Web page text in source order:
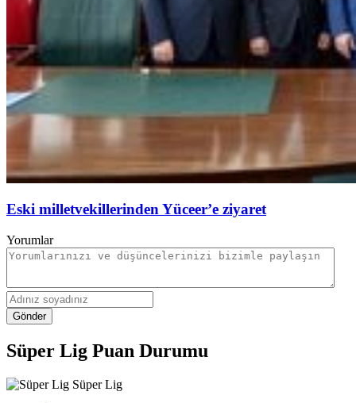
Eski milletvekillerinden Yüceer’e ziyaret
Yorumlar
Gönder
Süper Lig Puan Durumu
Süper Lig